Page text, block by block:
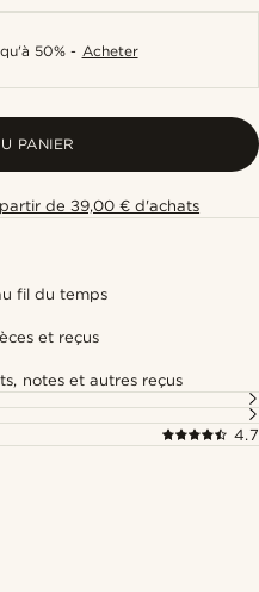
50% - Acheter
PANIER
de 39,00 € d'achats
fil du temps
et reçus
notes et autres reçus
4.7